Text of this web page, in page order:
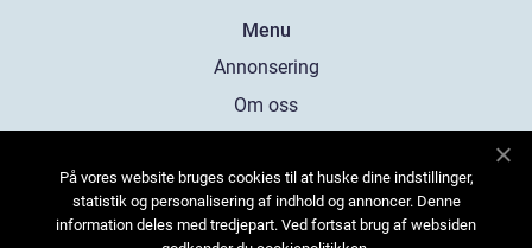
Menu
Annonsering
Om oss
Kontakta oss
Sitemap
På vores website bruges cookies til at huske dine indstillinger,
statistik og personalisering af indhold og annoncer. Denne
information deles med tredjepart. Ved fortsat brug af websiden